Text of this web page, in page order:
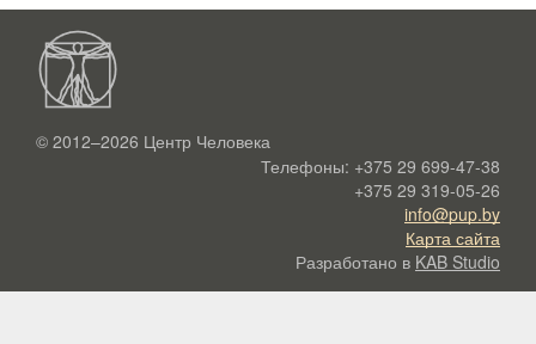
© 2012–2026 Центр Человека
Телефоны: +375 29 699-47-38
+375 29 319-05-26
info@pup.by
Карта сайта
Разработано в KAB Studio